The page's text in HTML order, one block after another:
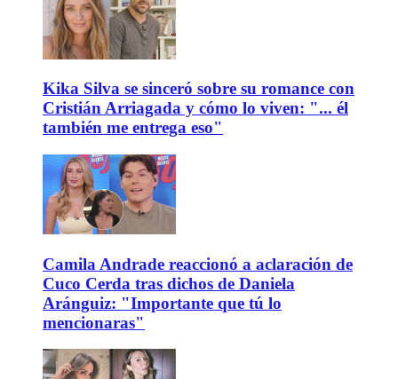
Kika Silva se sinceró sobre su romance con
Cristián Arriagada y cómo lo viven: "... él
también me entrega eso"
Camila Andrade reaccionó a aclaración de
Cuco Cerda tras dichos de Daniela
Aránguiz: "Importante que tú lo
mencionaras"